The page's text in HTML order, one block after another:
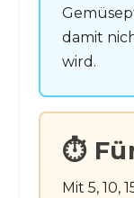
damit
wird.
⏱️
Mit 5, 10,